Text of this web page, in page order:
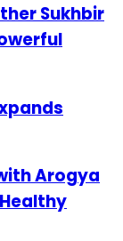
Sukhbir
Arogya